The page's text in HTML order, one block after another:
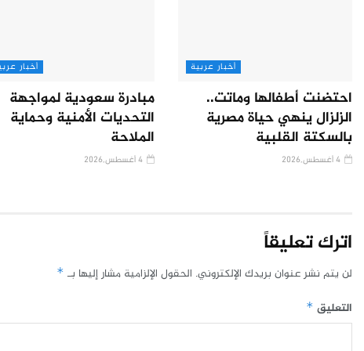
أخبار عربية
احتضنت أطفالها وماتت..
الزلزال ينهي حياة مصرية
بالسكتة القلبية
أخبار
مبادرة سعودية لمواجهة
التحديات الأمنية وحماية
الملاحة
اترك تعليقاً
لن يتم نشر عنوان بريدك الإلكتروني. الحقول الإلزامية مشار إليها بـ *
التعليق *